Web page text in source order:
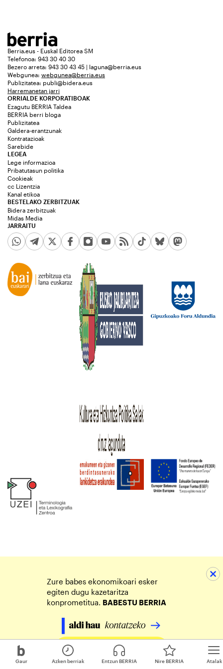
Gaur Atalak
Azken berriak Entzun BERRIA Nire BERRIA
Berria.eus - Euskal Editorea SM
Telefonoa: 943 30 40 30
Bezero arreta: 943 30 43 45 | laguna@berria.eus
Webgunea: webgunea@berria.eus
Publizitatea: publi@bidera.eus
Harremanetan jarri
ORRIALDE KORPORATIBOAK
Ezagutu BERRIA Taldea
BERRIA berri bloga
Publizitatea
Galdera-erantzunak
Kontratazioak
Sarebide
JARRAITU
LEGEA
Lege informazioa
Pribatutasun politika
Cookieak
cc Lizentzia
Kanal etikoa
BESTELAKO ZERBITZUAK
Bidera zerbitzuak
Midas Media
Zure babes ekonomikoari esker
egiten dugu kazetaritza
konprometitua. BABESTU BERRIA
Egin zure ekarpena